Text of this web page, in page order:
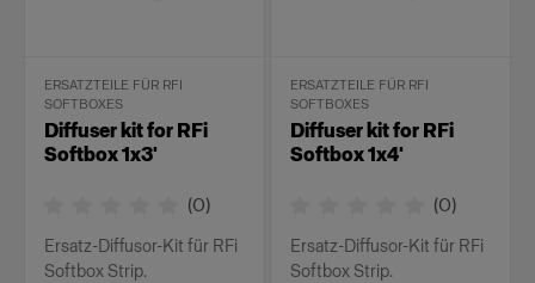
ERSATZTEILE FÜR RFI
SOFTBOXES
Diffuser kit for RFi
Softbox 1x3'
(0)
Ersatz-Diffusor-Kit für RFi
Softbox Strip.
ERSATZTEILE FÜR RFI
SOFTBOXES
Diffuser kit for RFi
Softbox 1x4'
(0)
Ersatz-Diffusor-Kit für RFi
Softbox Strip.